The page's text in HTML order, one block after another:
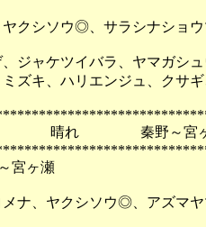
クシソウ◎、サラシナショ
ジャケツイバラ、ヤマガシ
キ、ハリエンジュ、クサギ
火） 晴れ 秦野～宮
～宮ヶ瀬
ナ、ヤクシソウ◎、アズマ